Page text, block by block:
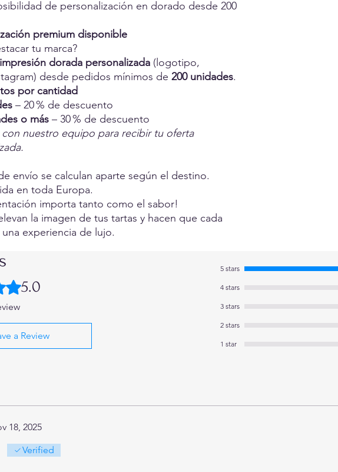
de personalización en dorado desde 200
premium disponible
tu marca?
impresión dorada personalizada (logotipo,
desde pedidos mínimos de 200 unidades.
por cantidad
– 20 % de descuento
o más – 30 % de descuento
nuestro equipo para recibir tu oferta
envío se calculan aparte según el destino.
en toda Europa.
importa tanto como el sabor!
la imagen de tus tartas y hacen que cada
experiencia de lujo.
5 stars.
5.0
a Review
5 stars
4 stars
3 stars
2 stars
1 star
18, 2025
5 stars.Verified